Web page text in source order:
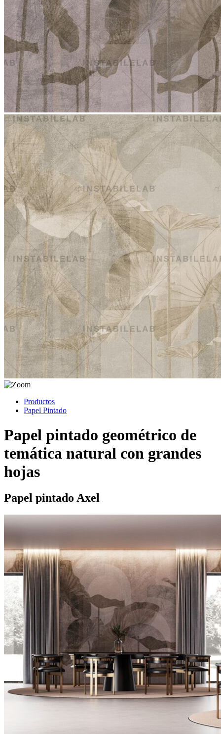
Productos
Papel Pintado
Papel pintado geométrico de
temática natural con grandes
hojas
Papel pintado Axel